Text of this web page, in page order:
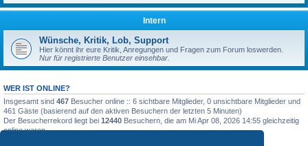
Intern
Wünsche, Kritik, Lob, Support
Hier könnt ihr eure Kritik, Anregungen und Fragen zum Forum loswerden.
Nur für registrierte Benutzer einsehbar.
WER IST ONLINE?
Insgesamt sind 467 Besucher online :: 6 sichtbare Mitglieder, 0 unsichtbare Mitglieder und
461 Gäste (basierend auf den aktiven Besuchern der letzten 5 Minuten)
Der Besucherrekord liegt bei 12440 Besuchern, die am Mi Apr 08, 2026 14:55 gleichzeitig
online waren.